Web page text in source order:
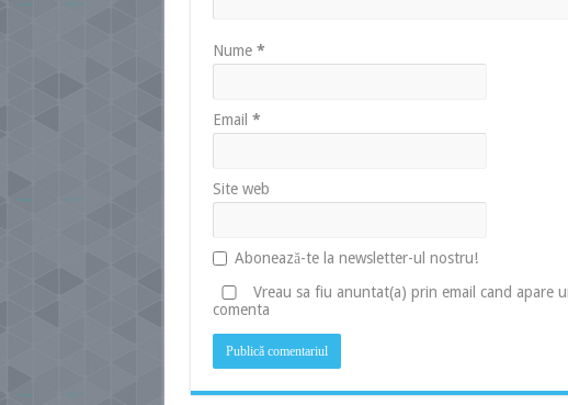
Nume *
Email *
Site web
Abonează-te la newsletter-ul nostru!
Vreau sa fiu anuntat(a) prin email cand apare
comenta